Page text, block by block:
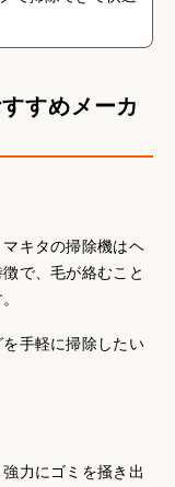
すめメーカ
キタの掃除機はヘ
で、毛が絡むこと
手軽に掃除したい
力にゴミを掻き出